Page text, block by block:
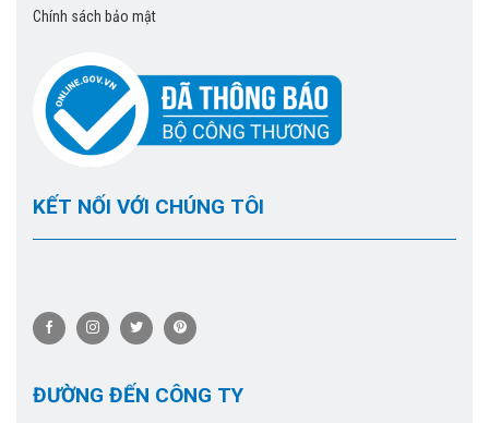
Chính sách bảo mật
KẾT NỐI VỚI CHÚNG TÔI
ĐƯỜNG ĐẾN CÔNG TY